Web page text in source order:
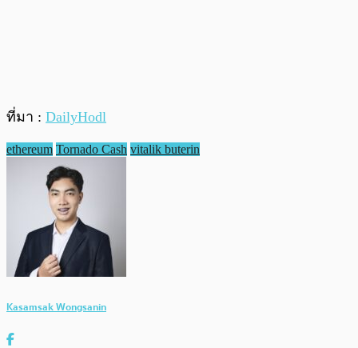
ที่มา : DailyHodl
ethereum Tornado Cash vitalik buterin
Kasamsak Wongsanin